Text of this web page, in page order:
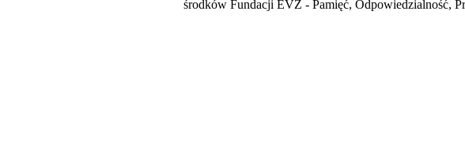
środków Fundacji EVZ - Pamięć, Odpowiedzialność,